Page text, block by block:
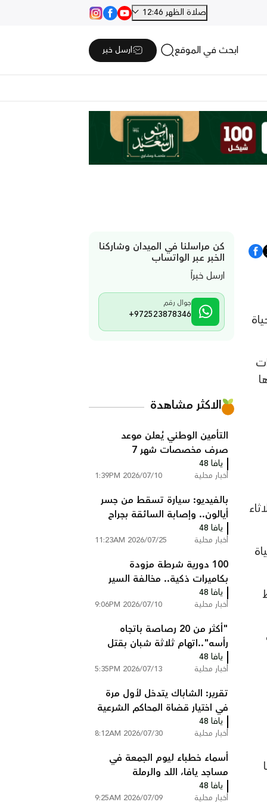
صلاة الظهر 12:46
ابحث في الموقع ارسل خبر
كن مراسلنا في الميدان وشاركنا
الخبر عبر الواتساب
ارسل خبراً
جوال رقم
+972523878346
الاكثر مشاهدة
التأمين الوطني يُعلن موعد
صرف مخصصات شهر 7
يافا 48
أخبار محلية 2026/07/10 1:39PM
بالفيديو: سيارة تسقط من جسر
أيالون.. وإصابة السائقة بجراح
خطيرة
يافا 48
أخبار محلية 2026/07/25 11:23AM
100 دورية شرطة مزودة
بكاميرات ذكية.. مخالفة السير
تصلك إلى المنزل دون أن تتوقف
يافا 48
أخبار محلية 2026/07/10 9:06PM
"أكثر من 20 رصاصة باتجاه
رأسه"..اتهام ثلاثة شبان بقتل
عبد السلام ابو عصب من
شعفاط
يافا 48
أخبار محلية 2026/07/13 5:35PM
تقرير: الشاباك يتدخل لأول مرة
في اختيار قضاة المحاكم الشرعية
ويستبعد مرشحين
يافا 48
أخبار محلية 2026/07/30 8:12AM
أسماء خطباء ليوم الجمعة في
مساجد يافا، اللد والرملة
يافا 48
أخبار محلية 2026/07/09 9:25AM